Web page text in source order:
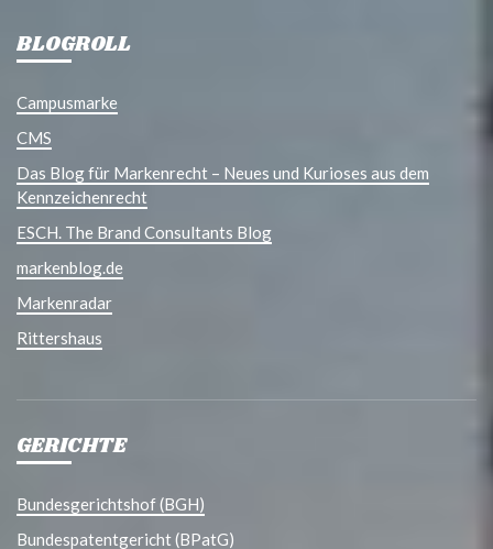
BLOGROLL
Campusmarke
CMS
Das Blog für Markenrecht – Neues und Kurioses aus dem
Kennzeichenrecht
ESCH. The Brand Consultants Blog
markenblog.de
Markenradar
Rittershaus
GERICHTE
Bundesgerichtshof (BGH)
Bundespatentgericht (BPatG)